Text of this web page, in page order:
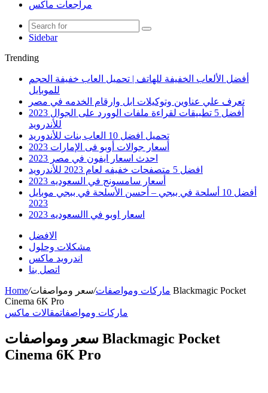
مراجعات ماكس
Sidebar
Trending
أفضل الألعاب الخفيفة للهاتف | تحميل العاب خفيفة الحجم
للموبايل
تعرف علي عناوين وتوكيلات ابل وارقام الخدمه في مصر
أفضل 5 تطبيقات لقراءة ملفات الوورد على الجوال 2023
للأندرويد
تحميل افضل 10 العاب بنات للأندوريد
أسعار جوالات أوبو فى الإمارات 2023
احدث اسعار ايفون في مصر 2023
افضل 5 متصفحات خفيفه لعام 2023 للأندرويد
أسعار سامسونج في السعوديه 2023
أفضل 10 أسلحة في ببجي – أحسن الأسلحة في ببجي موبايل
2023
اسعار اوبو في االسعوديه 2023
الافضل
مشكلات وحلول
اندرويد ماكس
اتصل بنا
Home/ ماركات ومواصفات/سعر ومواصفات Blackmagic Pocket
Cinema 6K Pro
ماركات ومواصفاتمقالات ماكس
سعر ومواصفات Blackmagic Pocket
Cinema 6K Pro